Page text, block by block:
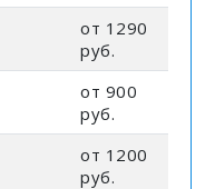
от 1290
руб.
от 900
руб.
от 1200
руб.